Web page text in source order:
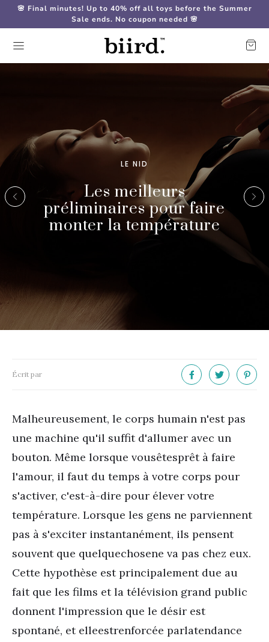
🌸 Final minutes! Up to 40% off all toys before the Summer
Sale ends. No coupon needed 🌸
LE NID
Les meilleurs
préliminaires pour faire
monter la température
Écrit par
Malheureusement, le corps humain n'est pas
une machine qu'il suffit d'allumer avec un
bouton. Même lorsque vousêtesprêt à faire
l'amour, il faut du temps à votre corps pour
s'activer, c'est-à-dire pour élever votre
température. Lorsque les gens ne parviennent
pas à s'exciter instantanément, ils pensent
souvent que quelquechosene va pas chez eux.
Cette hypothèse est principalement due au
fait que les films et la télévision grand public
donnent l'impression que le désir est
spontané, et elleestrenforcée parlatendance